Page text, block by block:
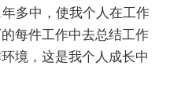
多中，使我个人在工作
每件工作中去总结工作
境，这是我个人成长中